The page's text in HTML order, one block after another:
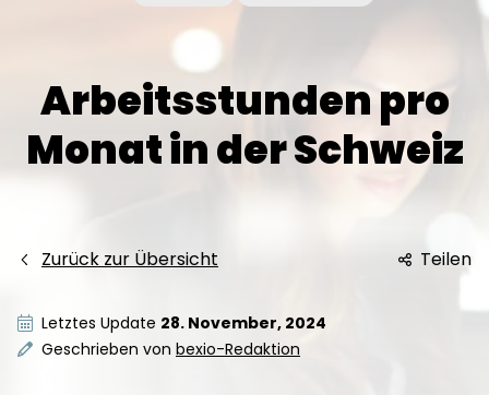
Arbeitsstunden pro
Monat in der Schweiz
Zurück zur Übersicht Teilen
Letztes Update 28. November, 2024
Geschrieben von bexio-Redaktion